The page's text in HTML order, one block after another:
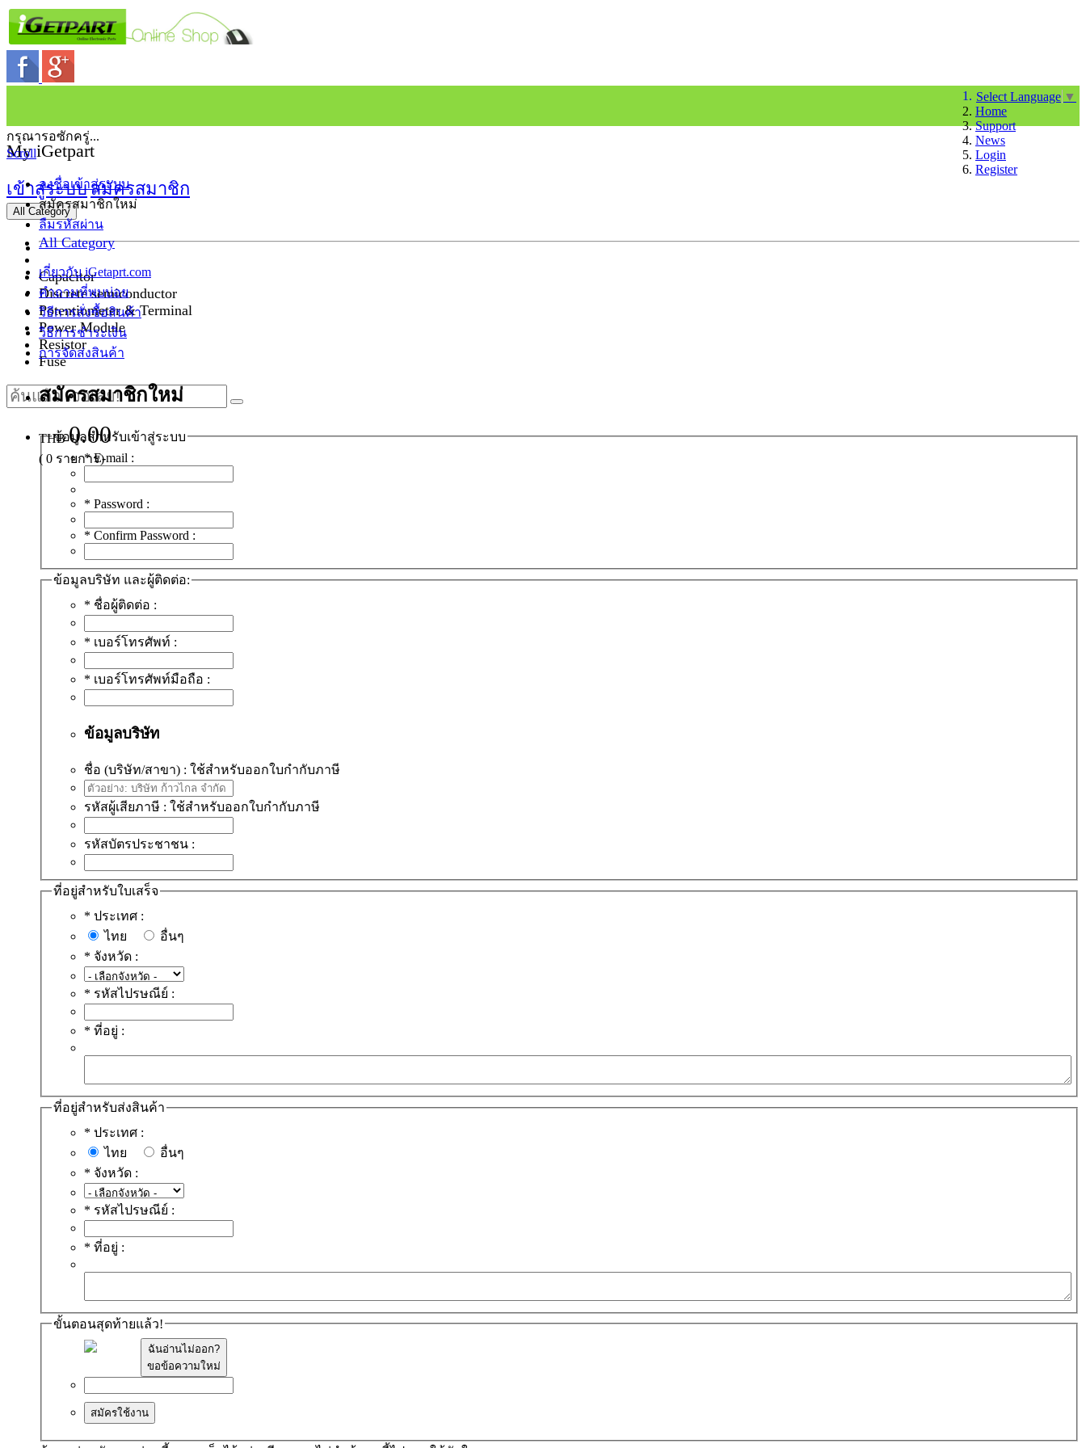
Select Language ▼
Home
Support
News
Login
Register
My iGetpart
เข้าสู่ระบบสมัครสมาชิก
All Category
All Category
Capacitor
Discrete semiconductor
Potentiometer & Terminal
Power Module
Resistor
Fuse
THB0.00
( 0 รายการ)
กรุณารอซักครู่...
Scroll
ลงชื่อเข้าสู่ระบบ
สมัครสมาชิกใหม่
ลืมรหัสผ่าน
เกี่ยวกับ iGetaprt.com
คำถามที่พบบ่อย
วิธีการสั่งซื้อสินค้า
วิธีการชำระเงิน
การจัดส่งสินค้า
สมัครสมาชิกใหม่
ข้อมูลสำหรับเข้าสู่ระบบ
*E-mail :
* Password :
* Confirm Password :
ข้อมูลบริษัท และผู้ติดต่อ:
* ชื่อผู้ติดต่อ :
* เบอร์โทรศัพท์ :
* เบอร์โทรศัพท์มือถือ :
ข้อมูลบริษัท
ชื่อ (บริษัท/สาขา) : ใช้สำหรับออกใบกำกับภาษี
รหัสผู้เสียภาษี : ใช้สำหรับออกใบกำกับภาษี
รหัสบัตรประชาชน :
ที่อยู่สำหรับใบเสร็จ
* ประเทศ :
ไทย
อื่นๆ
* จังหวัด :
* รหัสไปรษณีย์ :
* ที่อยู่ :
ที่อยู่สำหรับส่งสินค้า
* ประเทศ :
ไทย
อื่นๆ
* จังหวัด :
* รหัสไปรษณีย์ :
* ที่อยู่ :
ขั้นตอนสุดท้ายแล้ว!
ฉันอ่านไม่ออก?
ขอข้อความใหม่
สมัครใช้งาน